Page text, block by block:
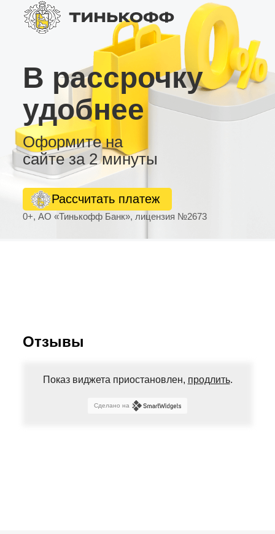
В рассрочку
удобнее
Оформите на
сайте за 2 минуты
0+, АО «Тинькофф Банк», лицензия №2673
Рассчитать платеж
Отзывы
Показ виджета приостановлен, продлить.
Сделано на